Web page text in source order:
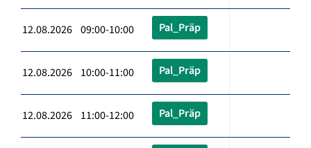
12.08.2026 09:00-10:00 Pal_Präp
12.08.2026 10:00-11:00 Pal_Präp
12.08.2026 11:00-12:00 Pal_Präp